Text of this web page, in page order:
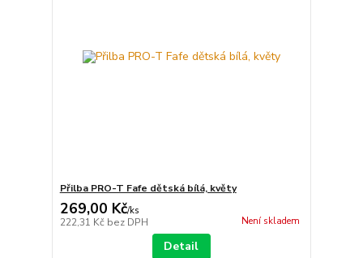
Přilba PRO-T Fafe dětská bílá, květy
269,00 Kč/ks
222,31 Kč bez DPH Není skladem
Detail